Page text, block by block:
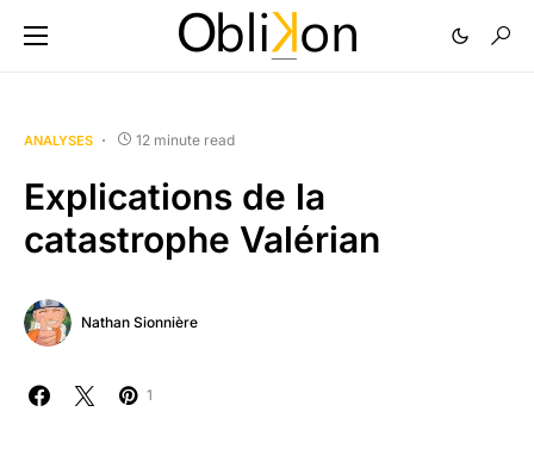
ANALYSES 12 minute read
Explications de la
catastrophe Valérian
Nathan Sionnière
1